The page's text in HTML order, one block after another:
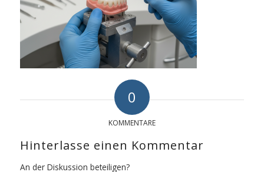
0
KOMMENTARE
Hinterlasse einen Kommentar
An der Diskussion beteiligen?